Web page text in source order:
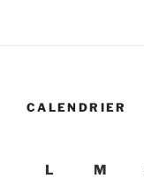
CALENDRIER
L
M